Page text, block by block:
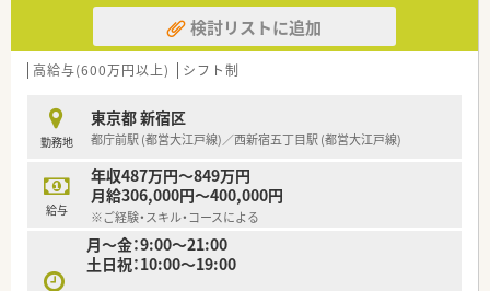
【こんな方にオススメ】
■創業から無借金経営を続ける安定企業で、長期的なキャリアを
築きたい方におすすめです。
トに興味がある方に最適です。
■年間休日123日や残業少なめ、有給消化率の高さなど、私生活
も大切にしたい方に適しています。
検討リストに追加
高給与(600万円以上) シフト制
勤務地
東京都 新宿区
都庁前駅 (都営大江戸線)／西新宿五丁目駅 (都営大江戸線)
給与
年収487万円～849万円
月給306,000円～400,000円
※ご経験・スキル・コースによる
月～金：9:00～21:00
土日祝：10:00～19:00